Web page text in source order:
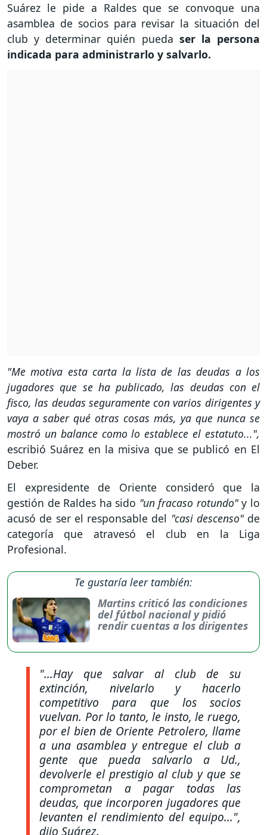
Suárez le pide a Raldes que se convoque una
asamblea de socios para revisar la situación del
club y determinar quién pueda ser la persona
indicada para administrarlo y salvarlo.
"Me motiva esta carta la lista de las deudas a los
jugadores que se ha publicado, las deudas con el
fisco, las deudas seguramente con varios dirigentes y
vaya a saber qué otras cosas más, ya que nunca se
mostró un balance como lo establece el estatuto...",
escribió Suárez en la misiva que se publicó en El
Deber.
El expresidente de Oriente consideró que la
gestión de Raldes ha sido "un fracaso rotundo"y lo
acusó de ser el responsable del "casi descenso" de
categoría que atravesó el club en la Liga
Profesional.
Te gustaría leer también:
Martins criticó las condiciones
del fútbol nacional y pidió
rendir cuentas a los dirigentes
"...Hay que salvar al club de su
extinción, nivelarlo y hacerlo
competitivo para que los socios
vuelvan. Por lo tanto, le insto, le ruego,
por el bien de Oriente Petrolero, llame
a una asamblea y entregue el club a
gente que pueda salvarlo a Ud.,
devolverle el prestigio al club y que se
comprometan a pagar todas las
deudas, que incorporen jugadores que
levanten el rendimiento del equipo...",
dijo Suárez.